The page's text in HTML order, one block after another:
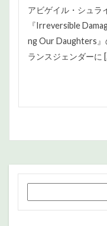
アビゲイル・シュラ
『Irreversible
ng Our Daughters』
ランスジェンダーに